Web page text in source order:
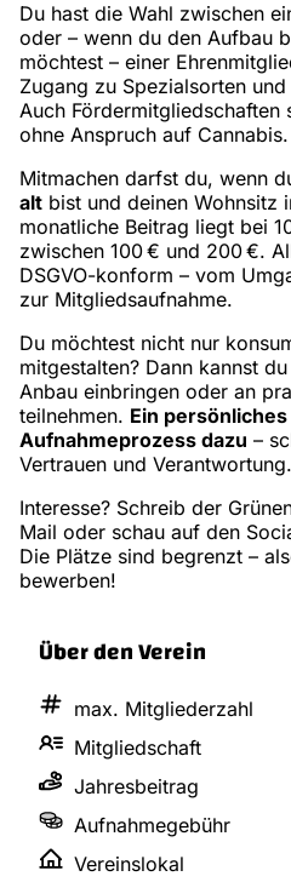
Du hast die Wahl zwischen
oder – wenn du den Aufbau
möchtest – einer
Zugang zu Spezialsorten
Auch
ohne Anspruch auf Cannabis.
Mitmachen darfst du, wenn
alt bist und deinen Wohnsitz
monatliche Beitrag liegt bei
zwischen 100 € und 200 €.
DSGVO-konform – vom
zur Mitgliedsaufnahme.
Du möchtest nicht nur
mitgestalten? Dann kannst
Anbau einbringen oder an
teilnehmen. Ein
Aufnahmeprozess dazu –
Vertrauen und Verantwortung.
Interesse? Schreib der
Mail oder schau auf den
Die Plätze sind begrenzt –
bewerben!
Über den Verein
max. Mitgliederzahl
Mitgliedschaft
Jahresbeitrag
Aufnahmegebühr
Vereinslokal